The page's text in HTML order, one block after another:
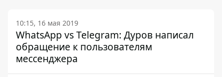
10:15, 16 мая 2019
WhatsApp vs Telegram: Дуров написал
обращение к пользователям
мессенджера